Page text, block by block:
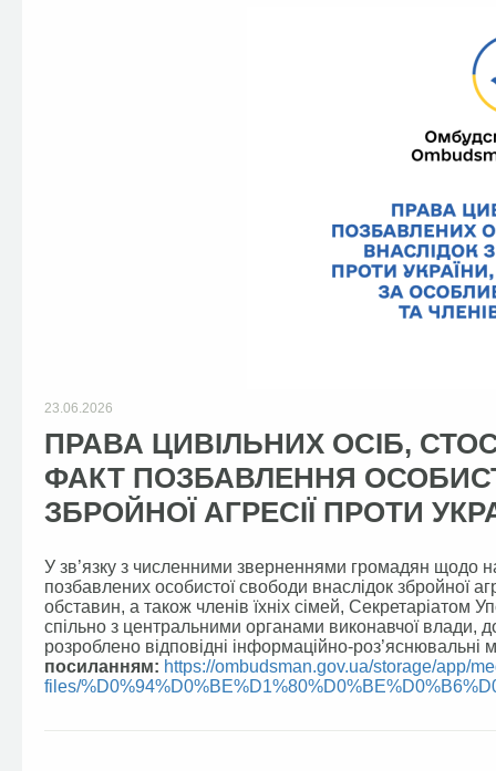
23.06.2026
ПРАВА ЦИВІЛЬНИХ ОСІБ,
ФАКТ ПОЗБАВЛЕННЯ
ЗБРОЙНОЇ АГРЕСІЇ ПРОТИ
У зв’язку з численними зверненнями громадян щодо
позбавлених особистої свободи внаслідок збройної
обставин, а також членів їхніх сімей,
спільно з центральними органами виконавчої влади,
розроблено відповідні інформаційно-роз’яснювальні
посиланням: https://ombudsman.gov.ua/storage/app/
files/